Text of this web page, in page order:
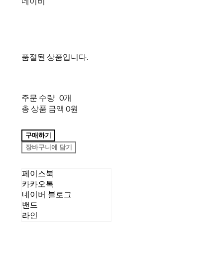
품절된 상품입니다.
주문 수량 0개
총 상품 금액 0원
구매하기
장바구니에 담기
페이스북
카카오톡
네이버 블로그
밴드
라인